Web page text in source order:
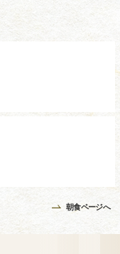
朝食ページへ